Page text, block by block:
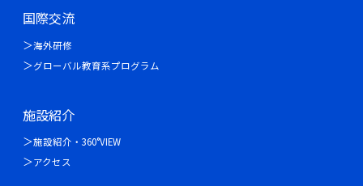
国際交流
海外研修
グローバル教育系プログラム
施設紹介
施設紹介・360°VIEW
アクセス